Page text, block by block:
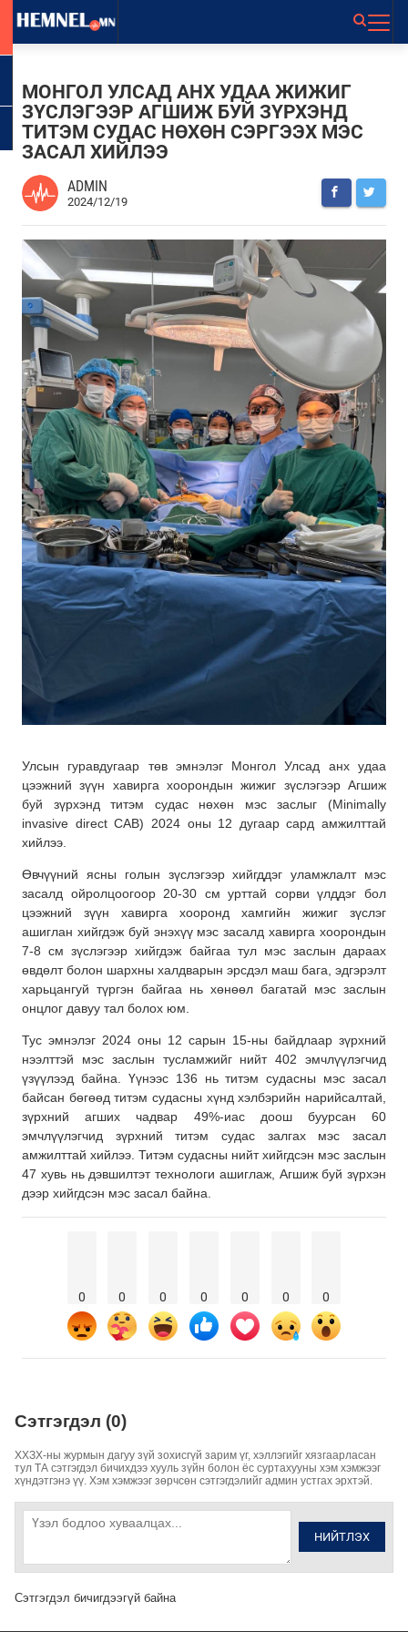
МОНГОЛ УЛСАД АНХ УДАА ЖИЖИГ
ЗҮСЛЭГЭЭР АГШИЖ БУЙ ЗҮРХЭНД
ТИТЭМ СУДАС НӨХӨН СЭРГЭЭХ МЭС
ЗАСАЛ ХИЙЛЭЭ
ADMIN
2024/12/19
Улсын гуравдугаар төв эмнэлэг Монгол Улсад анх удаа
цээжний зүүн хавирга хоорондын жижиг зүслэгээр Агшиж
буй зүрхэнд титэм судас нөхөн мэс заслыг (Minimally
invasive direct CAB) 2024 оны 12 дугаар сард амжилттай
хийлээ.
Өвчүүний ясны голын зүслэгээр хийгддэг уламжлалт мэс
засалд ойролцоогоор 20-30 см урттай сорви үлддэг бол
цээжний зүүн хавирга хооронд хамгийн жижиг зүслэг
ашиглан хийгдэж буй энэхүү мэс засалд хавирга хоорондын
7-8 см зүслэгээр хийгдэж байгаа тул мэс заслын дараах
өвдөлт болон шархны халдварын эрсдэл маш бага, эдгэрэлт
харьцангуй түргэн байгаа нь хөнөөл багатай мэс заслын
онцлог давуу тал болох юм.
Тус эмнэлэг 2024 оны 12 сарын 15-ны байдлаар зүрхний
нээлттэй мэс заслын тусламжийг нийт 402 эмчлүүлэгчид
үзүүлээд байна. Үүнээс 136 нь титэм судасны мэс засал
байсан бөгөөд титэм судасны хүнд хэлбэрийн нарийсалтай,
зүрхний агших чадвар 49%-иас доош буурсан 60
эмчлүүлэгчид зүрхний титэм судас залгах мэс засал
амжилттай хийлээ. Титэм судасны нийт хийгдсэн мэс заслын
47 хувь нь дэвшилтэт технологи ашиглаж, Агшиж буй зүрхэн
дээр хийгдсэн мэс засал байна.
0 0 0 0 0 0 0
Сэтгэгдэл (0)
ХХЗХ-ны журмын дагуу зүй зохисгүй зарим үг, хэллэгийг хязгаарласан
тул ТА сэтгэгдэл бичихдээ хууль зүйн болон ёс суртахууны хэм хэмжээг
хүндэтгэнэ үү. Хэм хэмжээг зөрчсөн сэтгэгдэлийг админ устгах эрхтэй.
НИЙТЛЭХ
Сэтгэгдэл бичигдээгүй байна